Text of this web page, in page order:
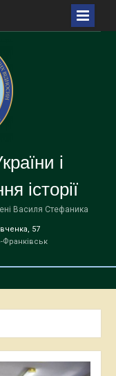
і
історії
Василя Стефаника
57
Франківськ